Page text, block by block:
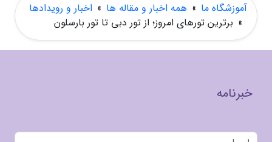
آموزشگاه ما » همه اخبار و مقاله ها » اخبار و رویدادها
» برترین تورهای امروز؛ از تور دبی تا تور بارسلون
خبرنامه